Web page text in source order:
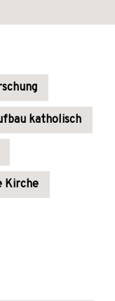
katholisch
Kirche